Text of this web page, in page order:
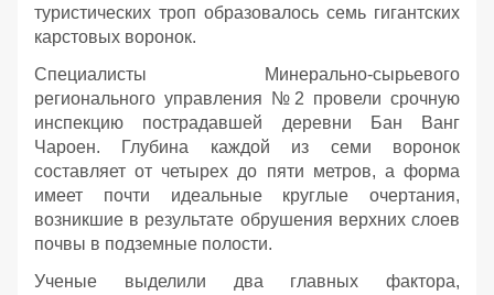
туристических троп образовалось семь гигантских
карстовых воронок.
Специалисты Минерально-сырьевого
регионального управления №2 провели срочную
инспекцию пострадавшей деревни Бан Ванг
Чароен. Глубина каждой из семи воронок
составляет от четырех до пяти метров, а форма
имеет почти идеальные круглые очертания,
возникшие в результате обрушения верхних слоев
почвы в подземные полости.
Ученые выделили два главных фактора,